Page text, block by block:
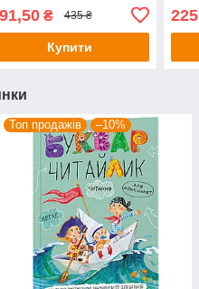
₴ 435 ₴
Купити
225
Топ продажів –10%